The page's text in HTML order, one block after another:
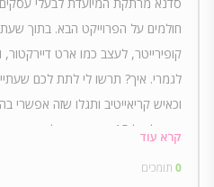
חולמים על הפרוייקט הבא. בתוך
קופירייטר, לעצב כמו ארט
לגמרי. איך? תרשו לי לתת לכם
וכאיש קריאייטיב ותגלו שזה אפשרי
ומוגבלת ל 15 אנשים, יש
קרא עוד
0 תומכים